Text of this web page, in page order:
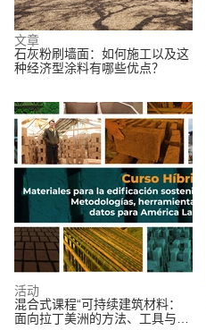
文章
石灰粉刷墙面：如何施工以及这
种经济型涂料有哪些优点？
活动
混合式课程“可持续建筑材料：
面向拉丁美洲的方法、工具与数